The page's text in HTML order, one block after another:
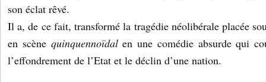
son éclat rêvé.
Il a, de ce fait, transformé la tragédie néolibérale placée
en scène quinquennoïdalen une comédie absurde qui
l’effondrement de l’Etat et le déclin d’une nation.